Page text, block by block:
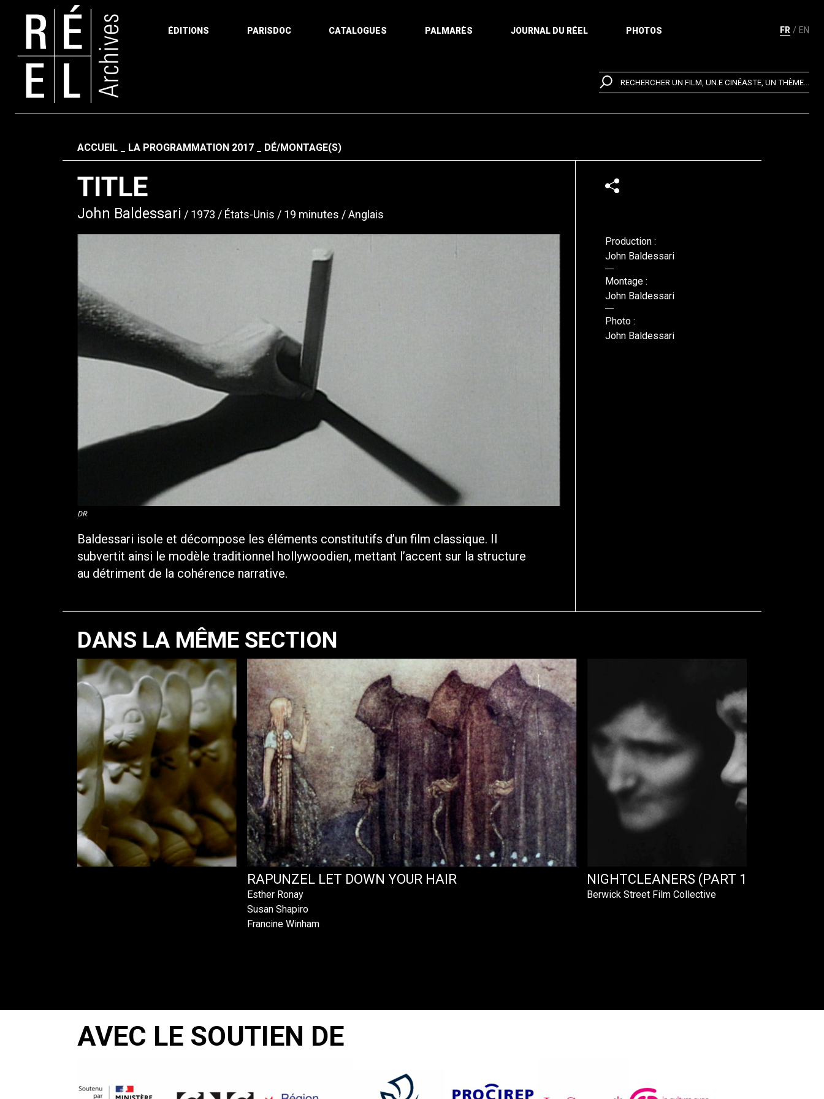
FR EN
ÉDITIONS PARISDOC CATALOGUES PALMARÈS JOURNAL DU RÉEL PHOTOS
RECHERCHER UN FILM, UN.E CINÉASTE, UN THÈME...
Fil d'ariane
ACCUEIL LA PROGRAMMATION 2017 DÉ/MONTAGE(S)
TITLE
John Baldessari 1973 États-Unis 19 minutes Anglais
DR
Baldessari isole et décompose les éléments constitutifs d’un film classique. Il
subvertit ainsi le modèle traditionnel hollywoodien, mettant l’accent sur la structure
au détriment de la cohérence narrative.
Production :
John Baldessari
Montage :
John Baldessari
Photo :
John Baldessari
DANS LA MÊME SECTION
RAPUNZEL LET DOWN YOUR HAIR
Esther Ronay
Susan Shapiro
Francine Winham
NIGHTCLEANERS (PART 1)
Berwick Street Film Collective
AVEC LE SOUTIEN DE